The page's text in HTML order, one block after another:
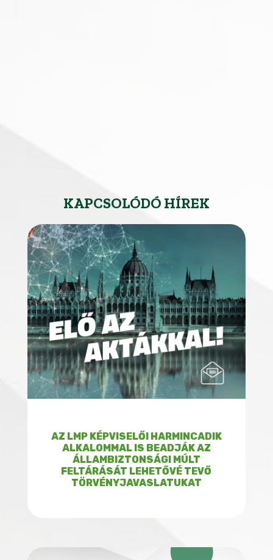
KAPCSOLÓDÓ HÍREK
AZ LMP KÉPVISELŐI HARMINCADIK
ALKALOMMAL IS BEADJÁK AZ
ÁLLAMBIZTONSÁGI MÚLT
FELTÁRÁSÁT LEHETŐVÉ TEVŐ
TÖRVÉNYJAVASLATUKAT